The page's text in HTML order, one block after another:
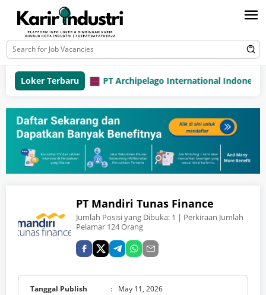
Loker Terbaru PT Archipelago International Indonesia
PT Mandiri Tunas Finance
Jumlah Posisi yang Dibuka: 1 | Perkiraan Jumlah
Pelamar 124 Orang
Tanggal Publish : May 11, 2026